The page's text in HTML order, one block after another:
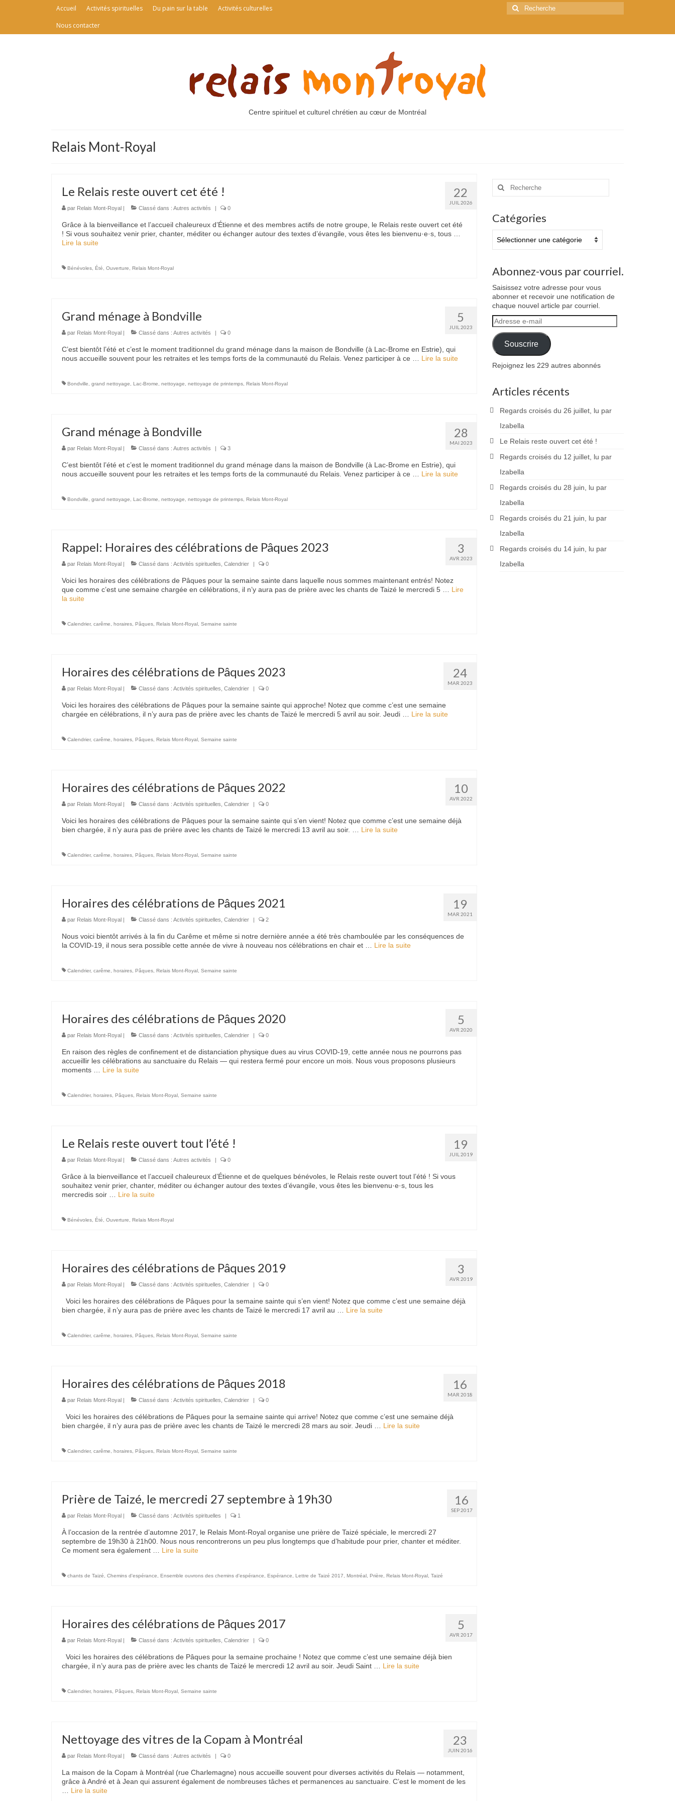
Accueil Activités spirituelles Du pain sur la table
Activités culturelles
Nous contacter
Rechercher
:
Centre spirituel et culturel chrétien au cœur de Montréal
Relais Mont-Royal
22
JUIL 2026
Le Relais reste ouvert cet été !
par Relais Mont-Royal | Classé dans : Autres activités | 0
Grâce à la bienveillance et l’accueil chaleureux d’Étienne et des membres actifs de notre groupe, le Relais reste ouvert cet été
! Si vous souhaitez venir prier, chanter, méditer ou échanger autour des textes d’évangile, vous êtes les bienvenu·e·s, tous …
Lire la suite­­
Bénévoles Été Ouverture Relais Mont-Royal
5
JUIL 2023
Grand ménage à Bondville
par Relais Mont-Royal | Classé dans : Autres activités | 0
C’est bientôt l’été et c’est le moment traditionnel du grand ménage dans la maison de Bondville (à Lac-Brome en Estrie), qui
nous accueille souvent pour les retraites et les temps forts de la communauté du Relais. Venez participer à ce … Lire la suite­­
Bondville grand nettoyage Lac-Brome nettoyage nettoyage de printemps Relais Mont-Royal
28
MAI 2023
Grand ménage à Bondville
par Relais Mont-Royal | Classé dans : Autres activités | 3
C’est bientôt l’été et c’est le moment traditionnel du grand ménage dans la maison de Bondville (à Lac-Brome en Estrie), qui
nous accueille souvent pour les retraites et les temps forts de la communauté du Relais. Venez participer à ce … Lire la suite­­
Bondville grand nettoyage Lac-Brome nettoyage nettoyage de printemps Relais Mont-Royal
3
AVR 2023
Rappel: Horaires des célébrations de Pâques 2023
par Relais Mont-Royal | Classé dans : Activités spirituelles Calendrier | 0
Voici les horaires des célébrations de Pâques pour la semaine sainte dans laquelle nous sommes maintenant entrés! Notez
que comme c’est une semaine chargée en célébrations, il n’y aura pas de prière avec les chants de Taizé le mercredi 5 … Lire
la suite­­
Calendrier, carême horaires Pâques Relais Mont-Royal Semaine sainte
24
MAR 2023
Horaires des célébrations de Pâques 2023
par Relais Mont-Royal | Classé dans : Activités spirituelles Calendrier | 0
Voici les horaires des célébrations de Pâques pour la semaine sainte qui approche! Notez que comme c’est une semaine
chargée en célébrations, il n’y aura pas de prière avec les chants de Taizé le mercredi 5 avril au soir. Jeudi … Lire la suite­­
Calendrier, carême horaires Pâques Relais Mont-Royal Semaine sainte
10
AVR 2022
Horaires des célébrations de Pâques 2022
par Relais Mont-Royal | Classé dans : Activités spirituelles Calendrier | 0
Voici les horaires des célébrations de Pâques pour la semaine sainte qui s’en vient! Notez que comme c’est une semaine déjà
bien chargée, il n’y aura pas de prière avec les chants de Taizé le mercredi 13 avril au soir. … Lire la suite­­
Calendrier, carême horaires Pâques Relais Mont-Royal Semaine sainte
19
MAR 2021
Horaires des célébrations de Pâques 2021
par Relais Mont-Royal | Classé dans : Activités spirituelles Calendrier | 2
Nous voici bientôt arrivés à la fin du Carême et même si notre dernière année a été très chamboulée par les conséquences de
la COVID-19, il nous sera possible cette année de vivre à nouveau nos célébrations en chair et … Lire la suite­­
Calendrier, carême horaires Pâques Relais Mont-Royal Semaine sainte
5
AVR 2020
Horaires des célébrations de Pâques 2020
par Relais Mont-Royal | Classé dans : Activités spirituelles Calendrier | 0
En raison des règles de confinement et de distanciation physique dues au virus COVID-19, cette année nous ne pourrons pas
accueillir les célébrations au sanctuaire du Relais — qui restera fermé pour encore un mois. Nous vous proposons plusieurs
moments … Lire la suite­­
Calendrier, horaires Pâques Relais Mont-Royal Semaine sainte
19
JUIL 2019
Le Relais reste ouvert tout l’été !
par Relais Mont-Royal | Classé dans : Autres activités | 0
Grâce à la bienveillance et l’accueil chaleureux d’Étienne et de quelques bénévoles, le Relais reste ouvert tout l’été ! Si vous
souhaitez venir prier, chanter, méditer ou échanger autour des textes d’évangile, vous êtes les bienvenu·e·s, tous les
mercredis soir … Lire la suite­­
Bénévoles Été Ouverture Relais Mont-Royal
3
AVR 2019
Horaires des célébrations de Pâques 2019
par Relais Mont-Royal | Classé dans : Activités spirituelles Calendrier | 0
Voici les horaires des célébrations de Pâques pour la semaine sainte qui s’en vient! Notez que comme c’est une semaine déjà
bien chargée, il n’y aura pas de prière avec les chants de Taizé le mercredi 17 avril au … Lire la suite­­
Calendrier, carême horaires Pâques Relais Mont-Royal Semaine sainte
16
MAR 2018
Horaires des célébrations de Pâques 2018
par Relais Mont-Royal | Classé dans : Activités spirituelles Calendrier | 0
Voici les horaires des célébrations de Pâques pour la semaine sainte qui arrive! Notez que comme c’est une semaine déjà
bien chargée, il n’y aura pas de prière avec les chants de Taizé le mercredi 28 mars au soir. Jeudi … Lire la suite­­
Calendrier, carême horaires Pâques Relais Mont-Royal Semaine sainte
16
SEP 2017
Prière de Taizé, le mercredi 27 septembre à 19h30
par Relais Mont-Royal | Classé dans : Activités spirituelles | 1
À l’occasion de la rentrée d’automne 2017, le Relais Mont-Royal organise une prière de Taizé spéciale, le mercredi 27
septembre de 19h30 à 21h00. Nous nous rencontrerons un peu plus longtemps que d’habitude pour prier, chanter et méditer.
Ce moment sera également … Lire la suite­­
chants de Taizé Chemins d'espérance Ensemble ouvrons des chemins d'espérance Espérance Lettre de Taizé 2017 Montréal Prière Relais Mont-Royal Taizé
5
AVR 2017
Horaires des célébrations de Pâques 2017
par Relais Mont-Royal | Classé dans : Activités spirituelles Calendrier | 0
Voici les horaires des célébrations de Pâques pour la semaine prochaine ! Notez que comme c’est une semaine déjà bien
chargée, il n’y aura pas de prière avec les chants de Taizé le mercredi 12 avril au soir. Jeudi Saint … Lire la suite­­
Calendrier, horaires Pâques Relais Mont-Royal Semaine sainte
23
JUIN 2016
Nettoyage des vitres de la Copam à Montréal
par Relais Mont-Royal | Classé dans : Autres activités | 0
La maison de la Copam à Montréal (rue Charlemagne) nous accueille souvent pour diverses activités du Relais — notamment,
grâce à André et à Jean qui assurent également de nombreuses tâches et permanences au sanctuaire. C’est le moment de les
Lire la suite­­
Rechercher
Catégories
Abonnez-vous par courriel.
Saisissez votre adresse pour vous
abonner et recevoir une notification de
chaque nouvel article par courriel.
Adresse
e-
mail
Souscrire
Rejoignez les 229 autres abonnés
Articles récents
Regards croisés du 26 juillet, lu par
Izabella
Le Relais reste ouvert cet été !
Regards croisés du 12 juillet, lu par
Izabella
Regards croisés du 28 juin, lu par
Izabella
Regards croisés du 21 juin, lu par
Izabella
Regards croisés du 14 juin, lu par
Izabella